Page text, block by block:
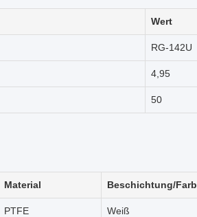
Wert
RG-142U
4,95
50
Material Beschichtung/
PTFE Weiß